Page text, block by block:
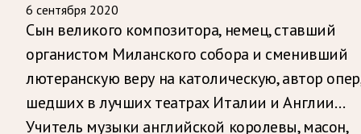
6 сентября 2020
Сын великого композитора, немец, ставший
органистом Миланского собора и сменивший
лютеранскую веру на католическую, автор
шедших в лучших театрах Италии и Англии…
Учитель музыки английской королевы, масон,